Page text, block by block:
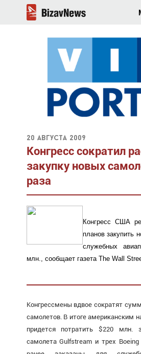
20 августа 2009
Конгресс сократил
закупку новых
раза
Конгресс США
планов закупить
служебных
млн., сообщает газета The Wall
Конгрессмены вдвое сократят
самолетов. В итоге американским
придется потратить $220 млн.
самолета Gulfstream и трех